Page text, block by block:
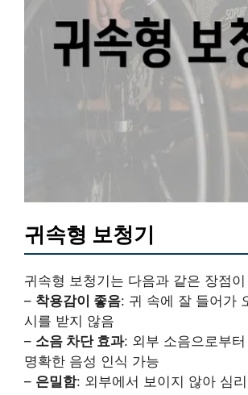
귀속형 보청기
귀속형 보청기는 다음과 같은 장점
– 착용감이 좋음: 귀 속에 잘 들어가
시를 받지 않음
– 소음 차단 효과: 외부 소음으로부
명확한 음성 인식 가능
– 은밀함: 외부에서 보이지 않아 심